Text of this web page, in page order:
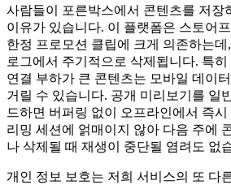
사람들이 포른박스에서 콘텐츠를 저장
이유가 있습니다. 이 플랫폼은 스토어
한정 프로모션 클립에 크게 의존하는
로그에서 주기적으로 삭제됩니다. 특
연결 부하가 큰 콘텐츠는 모바일 데이
거릴 수 있습니다. 공개 미리보기를 일
드하면 버퍼링 없이 오프라인에서 즉
리밍 세션에 얽매이지 않아 다음 주에
나 삭제될 때 재생이 중단될 염려도 없
개인 정보 보호는 저희 서비스의 또 다